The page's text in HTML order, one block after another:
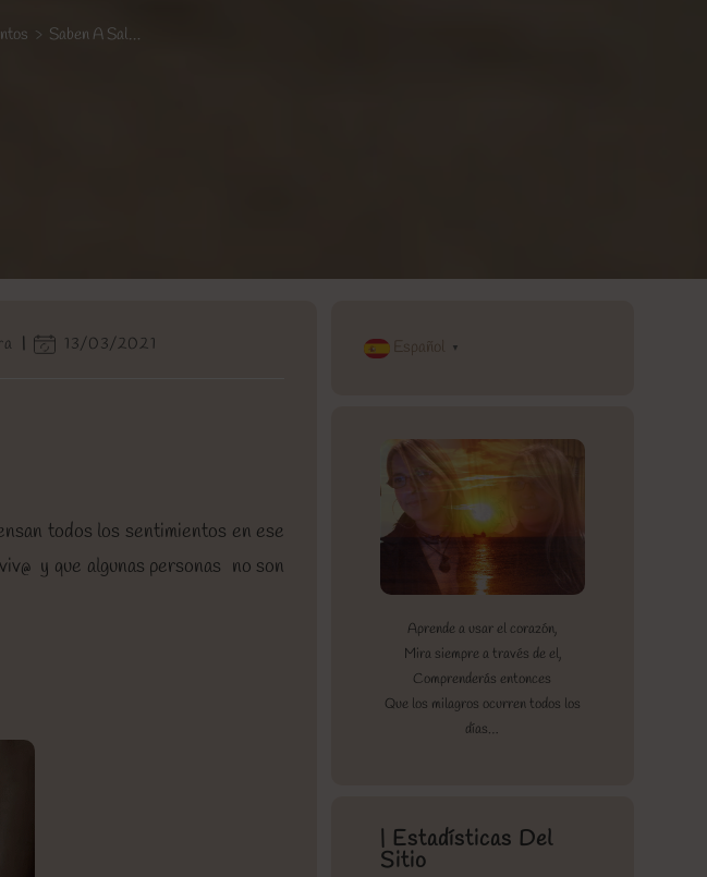
> Saben A Sal…
Última13/03/2021
todos los sentimientos en ese
y que algunas personas no son
Español ▼
Aprende a usar el corazón,
Mira siempre a través de el,
Comprenderás entonces
Que los milagros ocurren todos los
días…
| Estadísticas Del
Sitio